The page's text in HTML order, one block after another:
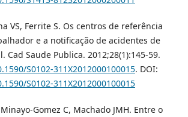
VS, Ferrite S. Os centros de referência
e a notificação de acidentes de
Cad Saude Publica. 2012;28(1):145-59.
S0102-311X2012000100015. DOI:
S0102-311X2012000100015
Minayo-Gomez C, Machado JMH. Entre o